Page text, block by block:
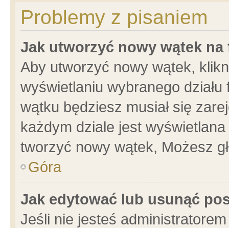
Problemy z pisaniem
Jak utworzyć nowy wątek na
Aby utworzyć nowy wątek,
wyświetlaniu wybranego
wątku będziesz musiał się
każdym dziale jest
tworzyć nowy wątek, Możesz
Góra
Jak edytować lub usunąć
Jeśli nie jesteś